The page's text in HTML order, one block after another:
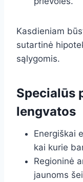
Kasdieniam
sutartinė
sąlygomis.
Specialūs
lengvatos
Energiškai
kai kurie
Regioninė
jaunoms